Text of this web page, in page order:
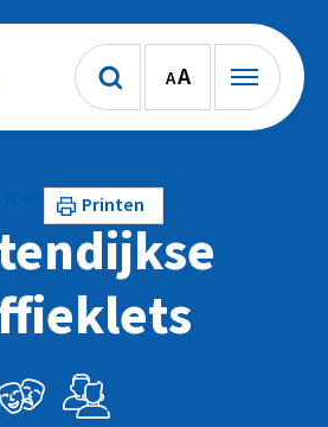
AA
Printen